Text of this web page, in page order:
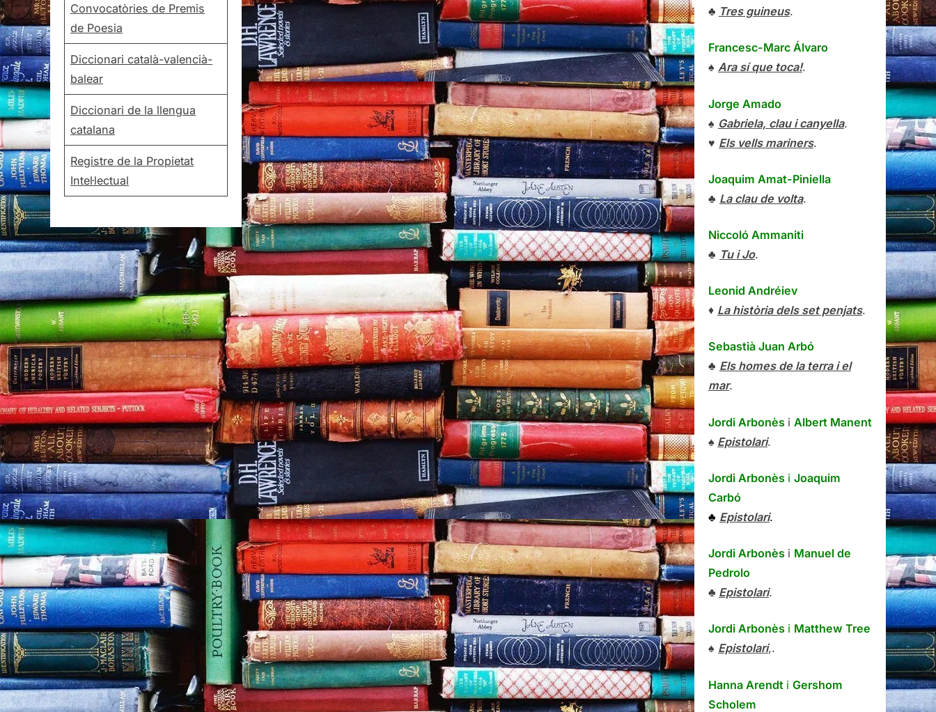
Convocatòries de Premis
de Poesia
Diccionari català-valencià-
balear
Diccionari de la llengua
catalana
Registre de la Propietat
Intel·lectual
♣ Tres guineus.
Francesc-Marc Álvaro
♠ Ara sí que toca!.
Jorge Amado
♠ Gabriela, clau i canyella.
♥ Els vells mariners.
Joaquim Amat-Piniella
♣ La clau de volta.
Niccoló Ammaniti
♣ Tu i Jo.
Leonid Andréiev
♦ La història dels set penjats.
Sebastià Juan Arbó
♣ Els homes de la terra i el
mar.
Jordi Arbonès i Albert Manent
♠ Epistolari.
Jordi Arbonès i Joaquim
Carbó
♣ Epistolari.
Jordi Arbonès i Manuel de
Pedrolo
♣ Epistolari.
Jordi Arbonès i Matthew Tree
♠ Epistolari,.
Hanna Arendt i Gershom
Scholem